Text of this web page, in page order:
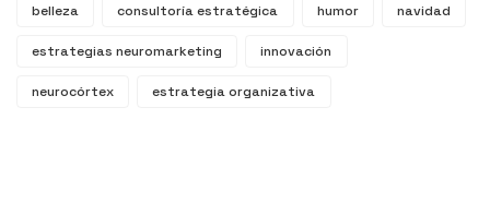
belleza consultoría estratégica humor navidad
estrategias neuromarketing innovación
neurocórtex estrategia organizativa